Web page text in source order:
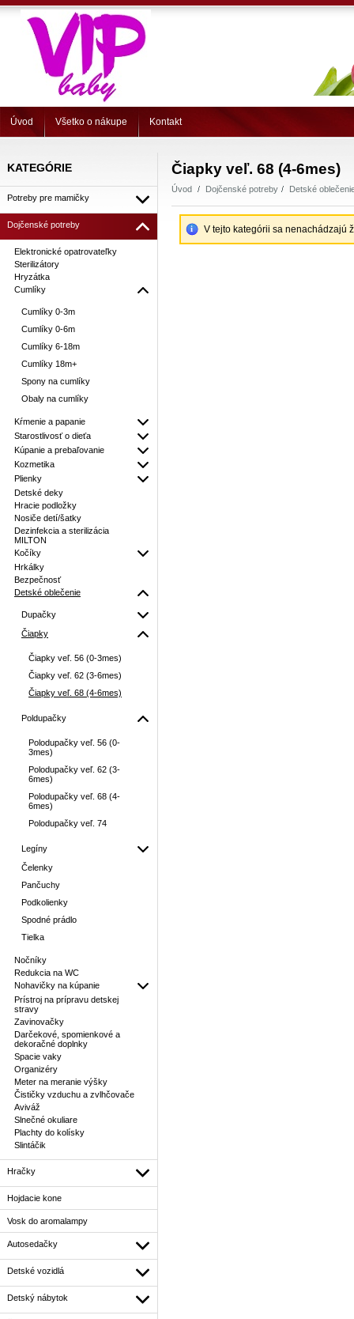
Úvod Všetko o nákupe Kontakt
KATEGÓRIE
Potreby pre mamičky
Dojčenské potreby
Elektronické opatrovateľky
Sterilizátory
Hryzátka
Cumlíky
Cumlíky 0-3m
Cumlíky 0-6m
Cumlíky 6-18m
Cumlíky 18m+
Spony na cumlíky
Obaly na cumlíky
Kŕmenie a papanie
Starostlivosť o dieťa
Kúpanie a prebaľovanie
Kozmetika
Plienky
Detské deky
Hracie podložky
Nosiče detí/šatky
Dezinfekcia a sterilizácia
MILTON
Kočíky
Hrkálky
Bezpečnosť
Detské oblečenie
Dupačky
Čiapky
Čiapky veľ. 56 (0-3mes)
Čiapky veľ. 62 (3-6mes)
Čiapky veľ. 68 (4-6mes)
Poldupačky
Polodupačky veľ. 56 (0-
3mes)
Polodupačky veľ. 62 (3-
6mes)
Polodupačky veľ. 68 (4-
6mes)
Polodupačky veľ. 74
Legíny
Čelenky
Pančuchy
Podkolienky
Spodné prádlo
Tielka
Nočníky
Redukcia na WC
Nohavičky na kúpanie
Prístroj na prípravu detskej
stravy
Zavinovačky
Darčekové, spomienkové a
dekoračné doplnky
Spacie vaky
Organizéry
Meter na meranie výšky
Čističky vzduchu a zvlhčovače
Aviváž
Slnečné okuliare
Plachty do kolísky
Slintáčik
Hračky
Hojdacie kone
Vosk do aromalampy
Autosedačky
Detské vozidlá
Detský nábytok
Čiapky veľ. 68 (4-6mes)
Úvod Dojčenské potreby Detské
V tejto kategórii sa nenachádzajú